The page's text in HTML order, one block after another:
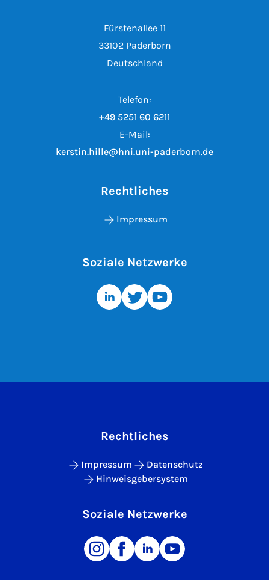
Fürstenallee 11
33102 Paderborn
Deutschland
Telefon:
+49 5251 60 6211
E-Mail:
kerstin.hille@hni.uni-paderborn.de
Rechtliches
Impressum
Soziale Netzwerke
Rechtliches
Impressum
Datenschutz
Hinweisgebersystem
Soziale Netzwerke